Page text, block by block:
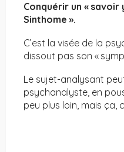
Conquérir un « savoir
Sinthome ».
C’est la visée de la
dissout pas son «
Le sujet-analysant
psychanalyste, en
peu plus loin, mais ça,